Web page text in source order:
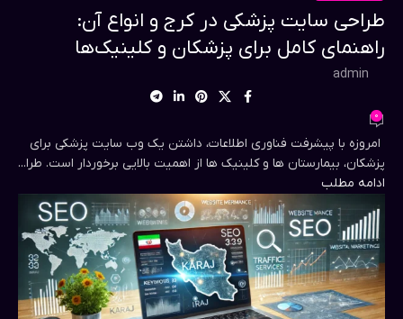
طراحی سایت پزشکی در کرج و انواع آن:
راهنمای کامل برای پزشکان و کلینیک‌ها
admin
0
امروزه با پیشرفت فناوری اطلاعات، داشتن یک وب سایت پزشکی برای
پزشکان، بیمارستان ها و کلینیک ها از اهمیت بالایی برخوردار است. طرا...
ادامه مطلب